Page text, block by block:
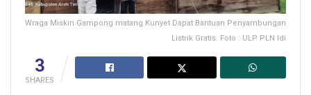
Wraga Miskin Gampong matang Kunyet Dapat Bantuan Penyambungan
Listrik Gratis. Foto : ULP PLN Idi
3
SHARES